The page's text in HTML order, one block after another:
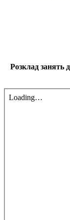
Розклад занять